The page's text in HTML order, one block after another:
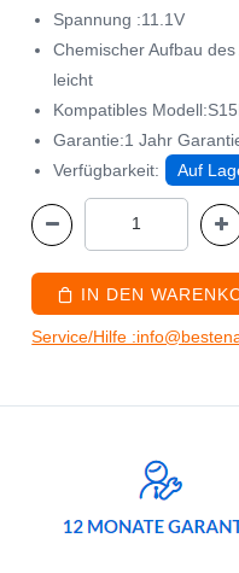
Spannung :11.1V
Chemischer Aufbau
leicht
Kompatibles
Garantie:1 Jahr
Verfügbarkeit:
Auf
IN DEN
Service/Hilfe